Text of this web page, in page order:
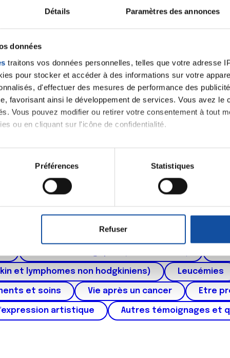
Détails Paramètres des annonces
données
traitons vos données personnelles, telles que votre adresse
pour stocker et accéder à des informations sur votre
d'effectuer des mesures de performance des
favorisant ainsi le développement de services. Vous avez le
Vous pouvez modifier ou retirer votre consentement à tout
ou en cliquant sur l'icône de confidentialité.
également :
sur votre localisation géographique qui peuvent être
ou retirer votre consentement à tout moment à partir de la
de publicité et d'analyse, qui peuvent combiner celles-ci
ont collectées lors de votre utilisation de leurs services.
Préférences Statistiques
Refuser
une nouvelle discussion vous aurez besoin de vous
Se connecter
Thématiques
et des voies respiratoires Cancer du sein
Cancer de l'appareil génital féminin (col
et lymphomes non hodgkiniens) Leucémies
et soins Vie après un cancer Etre
artistique Autres témoignages et